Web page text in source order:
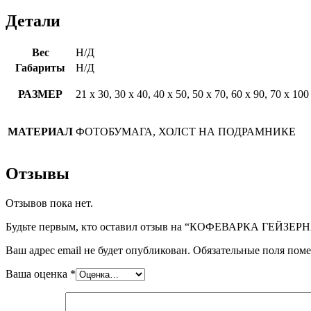
Детали
Вес
Н/Д
Габариты
Н/Д
РАЗМЕР 21 х 30, 30 х 40, 40 х 50, 50 х 70, 60 х 90, 70 х 100
МАТЕРИАЛ ФОТОБУМАГА, ХОЛСТ НА ПОДРАМНИКЕ
Отзывы
Отзывов пока нет.
Будьте первым, кто оставил отзыв на “КОФЕВАРКА
Ваш адрес email не будет опубликован. Обязательные поля
Ваша оценка *